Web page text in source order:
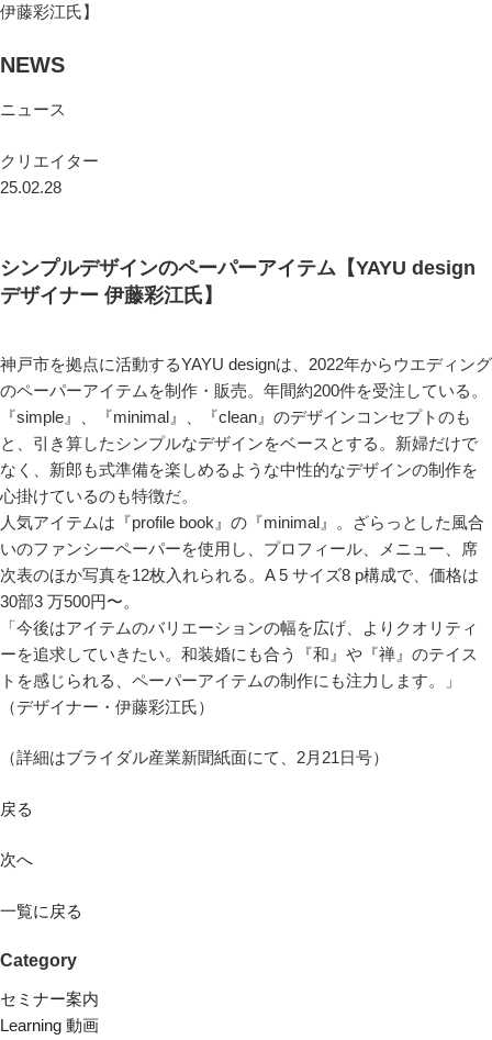
伊藤彩江氏】
NEWS
ニュース
クリエイター
25.02.28
シンプルデザインのペーパーアイテム【YAYU design
デザイナー 伊藤彩江氏】
神戸市を拠点に活動するYAYU designは、2022年からウエディング
のペーパーアイテムを制作・販売。年間約200件を受注している。
『simple』、『minimal』、『clean』のデザインコンセプトのも
と、引き算したシンプルなデザインをベースとする。新婦だけで
なく、新郎も式準備を楽しめるような中性的なデザインの制作を
心掛けているのも特徴だ。
人気アイテムは『profile book』の『minimal』。ざらっとした風合
いのファンシーペーパーを使用し、プロフィール、メニュー、席
次表のほか写真を12枚入れられる。A 5 サイズ8 p構成で、価格は
30部3 万500円〜。
「今後はアイテムのバリエーションの幅を広げ、よりクオリティ
ーを追求していきたい。和装婚にも合う『和』や『禅』のテイス
トを感じられる、ペーパーアイテムの制作にも注力します。」
（デザイナー・伊藤彩江氏）
（詳細はブライダル産業新聞紙面にて、2月21日号）
戻る
次へ
一覧に戻る
Category
セミナー案内
Learning 動画